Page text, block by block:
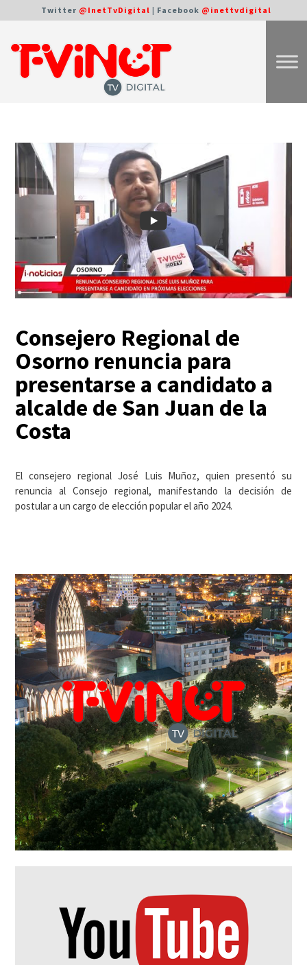
Twitter @InetTvDigital | Facebook @inettvdigital
Consejero Regional de
Osorno renuncia para
presentarse a candidato a
alcalde de San Juan de la
Costa
El consejero regional José Luis Muñoz, quien presentó su
renuncia al Consejo regional, manifestando la decisión de
postular a un cargo de elección popular el año 2024.